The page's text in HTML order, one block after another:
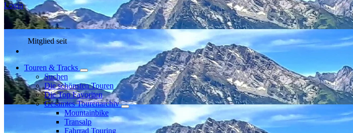
Login
Mitglied seit
Touren & Tracks
Suchen
Die schönsten Touren
Die Top Favoriten
Gesamtes Tourenarchiv
Mountainbike
Transalp
Fahrrad Touring